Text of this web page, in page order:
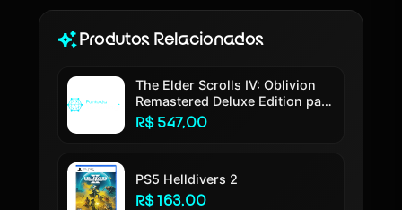
Produtos Relacionados
The Elder Scrolls IV: Oblivion
Remastered Deluxe Edition para
PlayStation 5
R$ 547,00
PS5 Helldivers 2
R$ 163,00